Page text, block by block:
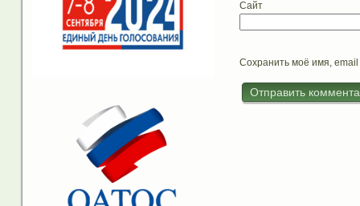
Сайт
Сохранить моё имя,